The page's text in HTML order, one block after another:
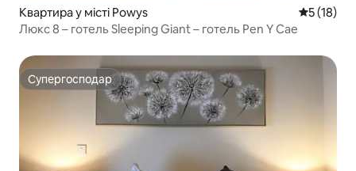
Квартира у місті Powys Середня
5 (18)
Люкс 8 – готель Sleeping Giant – готель Pen Y Cae
Супергосподар
Супергосподар